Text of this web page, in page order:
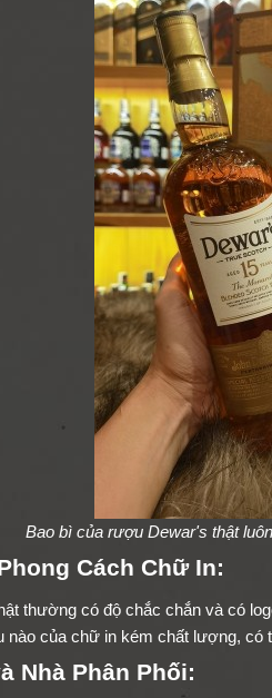
Bao bì của rượu Dewar's thật
Cách Chữ In:
thường có độ chắc chắn và có
nào của chữ in kém chất lượng, có
Nhà Phân Phối: